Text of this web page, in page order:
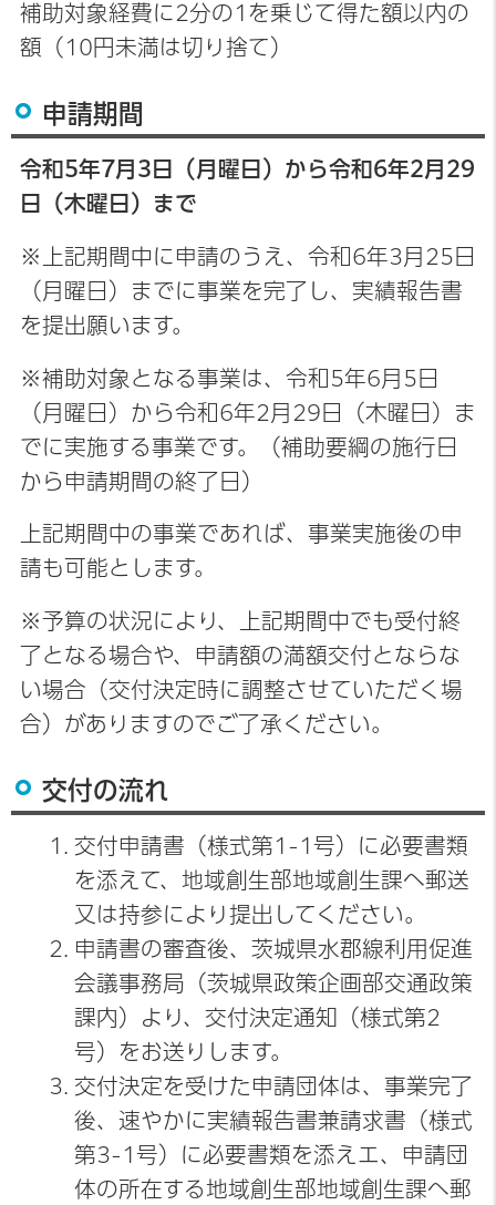
補助対象経費に2分の1を乗じて得た額以内の
額（10円未満は切り捨て）
申請期間
令和5年7月3日（月曜日）から令和6年2月29
日（木曜日）まで
※上記期間中に申請のうえ、令和6年3月25日
（月曜日）までに事業を完了し、実績報告書
を提出願います。
※補助対象となる事業は、令和5年6月5日
（月曜日）から令和6年2月29日（木曜日）ま
でに実施する事業です。（補助要綱の施行日
から申請期間の終了日）
上記期間中の事業であれば、事業実施後の申
請も可能とします。
※予算の状況により、上記期間中でも受付終
了となる場合や、申請額の満額交付とならな
い場合（交付決定時に調整させていただく場
合）がありますのでご了承ください。
交付の流れ
交付申請書（様式第1-1号）に必要書類
を添えて、地域創生部地域創生課へ郵送
又は持参により提出してください。
申請書の審査後、茨城県水郡線利用促進
会議事務局（茨城県政策企画部交通政策
課内）より、交付決定通知（様式第2
号）をお送りします。
交付決定を受けた申請団体は、事業完了
後、速やかに実績報告書兼請求書（様式
第3-1号）に必要書類を添えエ、申請団
体の所在する地域創生部地域創生課へ郵